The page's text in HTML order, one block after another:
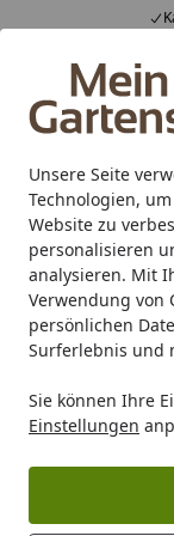
Unsere Seite
Technologien,
Website zu
personalisieren
analysieren. Mit
Verwendung von
persönlichen
Surferlebnis und
Sie können Ihre
Einstellungen
Alle Produkte
Mein Konto
Suchen
Karibu Pools
Startseite
Grill Grill
Dick
Ihre
Kategorien